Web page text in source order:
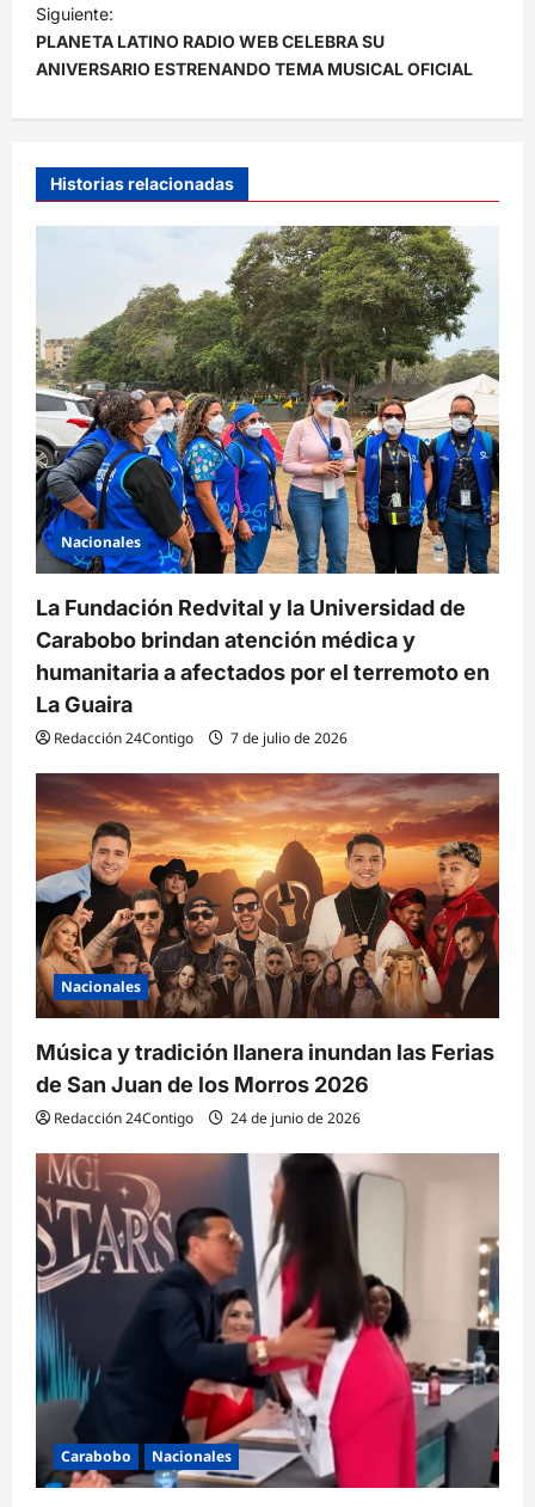
e
g
a
c
ó
n
e
n
t
r
a
d
a
s
Siguiente:
PLANETA LATINO RADIO WEB CELEBRA SU
ANIVERSARIO ESTRENANDO TEMA MUSICAL OFICIAL
Historias relacionadas
Nacionales
La Fundación Redvital y la Universidad de
Carabobo brindan atención médica y
humanitaria a afectados por el terremoto en
La Guaira
Redacción 24Contigo 7 de julio de 2026
Nacionales
Música y tradición llanera inundan las Ferias
de San Juan de los Morros 2026
Redacción 24Contigo 24 de junio de 2026
Carabobo Nacionales